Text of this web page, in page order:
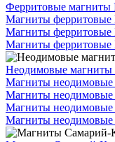
Ферритовые магниты
Магниты ферритовые
Магниты ферритовые
Магниты ферритовые
Неодимовые магниты
Магниты неодимовые
Магниты неодимовые
Магниты неодимовые
Магниты